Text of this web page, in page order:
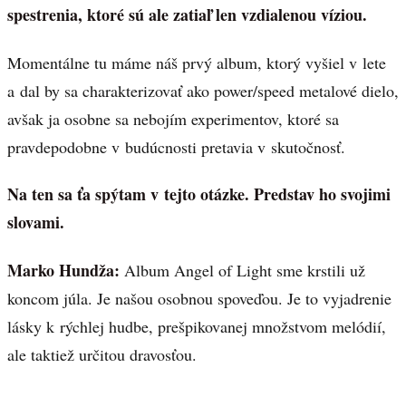
spestrenia, ktoré sú ale zatiaľ len vzdialenou víziou.
Momentálne tu máme náš prvý album, ktorý vyšiel v lete
a dal by sa charakterizovať ako power/speed metalové dielo,
avšak ja osobne sa nebojím experimentov, ktoré sa
pravdepodobne v budúcnosti pretavia v skutočnosť.
Na ten sa ťa spýtam v tejto otázke. Predstav ho svojimi
slovami.
Marko Hundža: Album Angel of Light sme krstili už
koncom júla. Je našou osobnou spoveďou. Je to vyjadrenie
lásky k rýchlej hudbe, prešpikovanej množstvom melódií,
ale taktiež určitou dravosťou.